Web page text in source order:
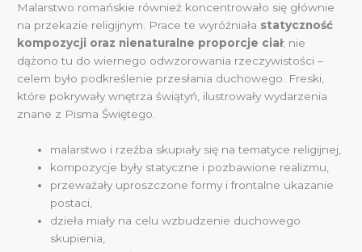
Malarstwo romańskie również koncentrowało się głównie
na przekazie religijnym. Prace te wyróżniała statyczność
kompozycji oraz nienaturalne proporcje ciał; nie
dążono tu do wiernego odwzorowania rzeczywistości –
celem było podkreślenie przesłania duchowego. Freski,
które pokrywały wnętrza świątyń, ilustrowały wydarzenia
znane z Pisma Świętego.
malarstwo i rzeźba skupiały się na tematyce religijnej,
kompozycje były statyczne i pozbawione realizmu,
przeważały uproszczone formy i frontalne ukazanie
postaci,
dzieła miały na celu wzbudzenie duchowego
skupienia,